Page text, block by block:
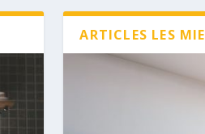
ARTICLES LES